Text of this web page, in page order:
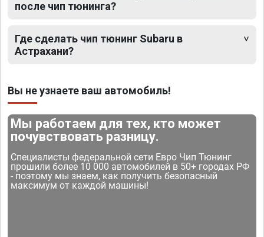
после чип тюнинга?
Где сделать чип тюнинг Subaru в
Астрахани?
Вы не узнаете ваш автомобиль!
Мы работаем для тех, кто может
почувствовать разницу.
Специалисты федеральной сети Евро Чип Тюнинг
прошили более 10 000 автомобилей в 50+ городах РФ
- поэтому мы знаем, как получить безопасный
максимум от каждой машины!